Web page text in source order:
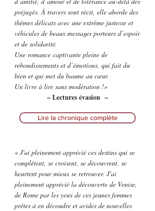
préjugés. À travers sont récit, elle aborde des
thèmes délicats avec une extrême justesse et
véhicules de beaux messages porteurs d’espoir
et de solidarité.
Une romance captivante pleine de
rebondissements et d’émotions, qui fait du
bien et qui met du baume au cœur.
Un livre à lire sans modération !»
– Lectures évasion –
Lire la chronique complète
« J'ai pleinement apprécié ces destins qui se
complètent, se croisent, se découvrent, se
heurtent pour mieux se retrouver. J'ai
pleinement apprécié la découverte de Venise,
de Rome par les yeux de ces jeunes femmes
prêtes à en découdre et avides de nouvelles